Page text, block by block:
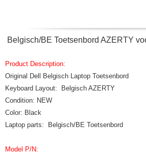
Belgisch/BE Toetsenbord AZERTY
Product Description:
Original Dell Belgisch Laptop Toetsenbord
Keyboard Layout: Belgisch AZERTY
Condition: NEW
Color: Black
Laptop parts: Belgisch/BE Toetsenbord
Model P/N: